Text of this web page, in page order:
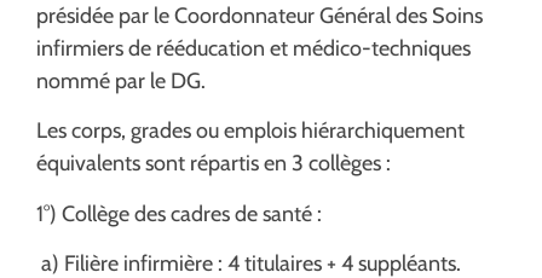
présidée par le Coordonnateur Général des Soins
infirmiers de rééducation et médico-techniques
nommé par le DG.
Les corps, grades ou emplois hiérarchiquement
équivalents sont répartis en 3 collèges :
1°) Collège des cadres de santé :
a) Filière infirmière : 4 titulaires + 4 suppléants.